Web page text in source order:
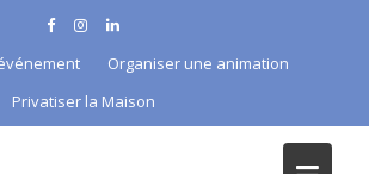
Organiser une animation
Privatiser la Maison